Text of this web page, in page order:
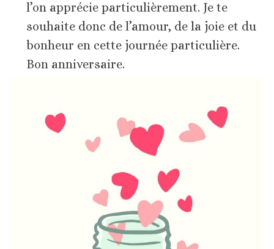
l’on apprécie particulièrement. Je te
souhaite donc de l’amour, de la joie et du
bonheur en cette journée particulière.
Bon anniversaire.